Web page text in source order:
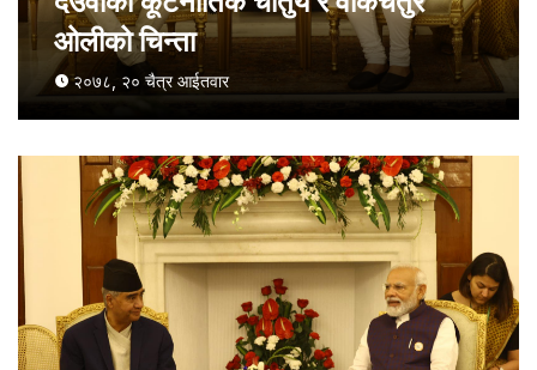
ओलीको चिन्ता
२०७८, २० चैत्र आईतवार